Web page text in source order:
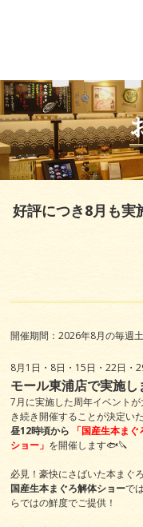
にぎりの
好評につき8月も実
開催期間：2026年8月の毎週
8月1日・8日・15日・22日・
モール東浦店で実施し
7月に実施した周年イベント
き続き開催することが決定い
昼12時頃から 「国産生本まぐ
ショー」 を開催します🐟🔪
必見！豪快にさばいた本まぐ
国産生本まぐろ解体ショーで
らではの鮮度でご提供！